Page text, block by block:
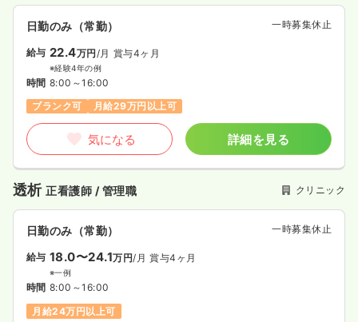
日勤のみ（常勤） 一時募集休止
給与 22.4万円/月 賞与4ヶ月
※経験4年の例
時間 8:00～16:00
ブランク可
月給29万円以上可
気になる 詳細を見る
透析正看護師 / 管理職 クリニック
日勤のみ（常勤） 一時募集休止
給与 18.0〜24.1万円/月 賞与4ヶ月
※一例
時間 8:00～16:00
月給24万円以上可